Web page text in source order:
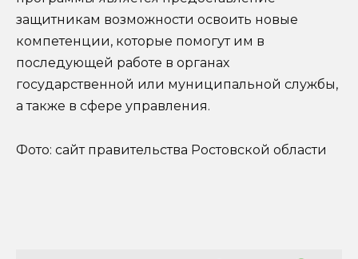
защитникам возможности освоить новые
компетенции, которые помогут им в
последующей работе в органах
государственной или муниципальной службы,
а также в сфере управления.
Фото: сайт правительства Ростовской области